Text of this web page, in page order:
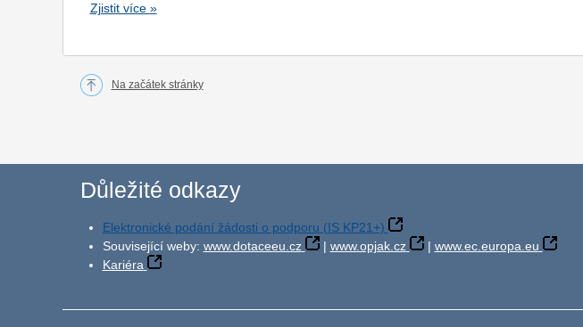
Zjistit více »
Na začátek stránky
Důležité odkazy
Elektronické podání žádosti o podporu (IS KP21+)
Související weby: www.dotaceeu.cz | www.opjak.cz | www.ec.europa.eu
Kariéra